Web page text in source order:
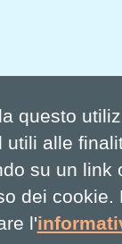
questo
alle
su un
dei
l'